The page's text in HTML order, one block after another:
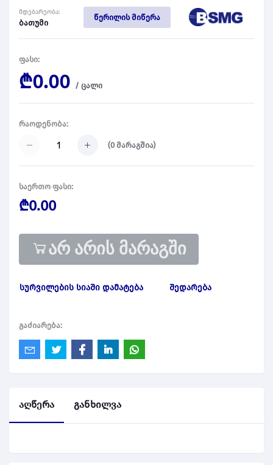
მდებარეობა:
ბათუმი
წერილის მიწერა
ფასი:
₾0.00 / ცალი
რაოდენობა:
(0 მარაგშია)
საერთო ფასი:
₾0.00
არ არის მარაგში
სურვილების სიაში დამატება შედარება
გაძიარება:
აღწერა განხილვა